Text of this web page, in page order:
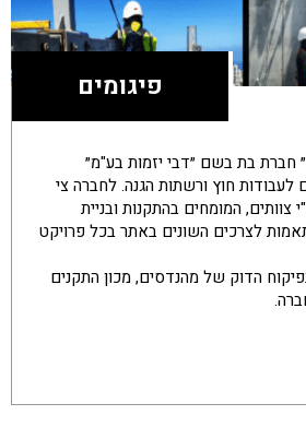
פיגומים
חברת בת בשם ״דבי יזמות בע"מ״
לעבודות חוץ ורשתות הגנה. לחברה צי
צוותים, המומחים בהתקנות ובניית
לצרכים השונים באתר בכל פרויקט
הדוק של מהנדסים, מכון התקנים